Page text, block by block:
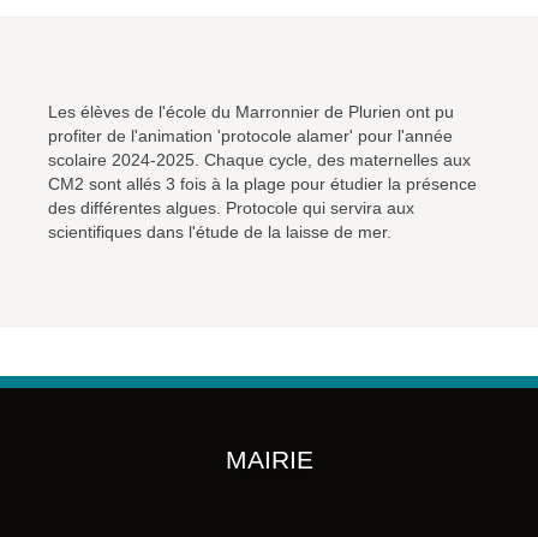
Les élèves de l'école du Marronnier de Plurien ont pu
profiter de l'animation 'protocole alamer' pour l'année
scolaire 2024-2025. Chaque cycle, des maternelles aux
CM2 sont allés 3 fois à la plage pour étudier la présence
des différentes algues. Protocole qui servira aux
scientifiques dans l'étude de la laisse de mer.
MAIRIE